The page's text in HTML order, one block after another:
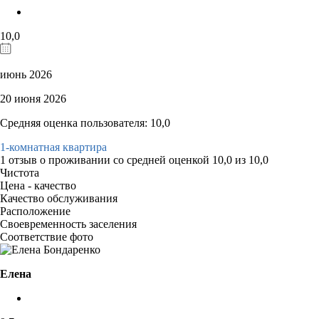
10,0
июнь 2026
20 июня 2026
Средняя оценка пользователя: 10,0
1-комнатная квартира
1 отзыв о проживании со средней оценкой 10,0 из 10,0
Чистота
Цена - качество
Качество обслуживания
Расположение
Своевременность заселения
Соответствие фото
Елена